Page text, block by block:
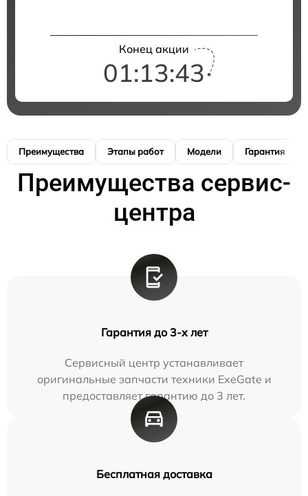
Конец акции
01:13:42
Преимущества Этапы работ Модели Гарантия
Преимущества сервис-
центра
Гарантия до 3-х лет
Сервисный центр устанавливает
оригинальные запчасти техники ExeGate и
предоставляет гарантию до 3 лет.
Бесплатная доставка